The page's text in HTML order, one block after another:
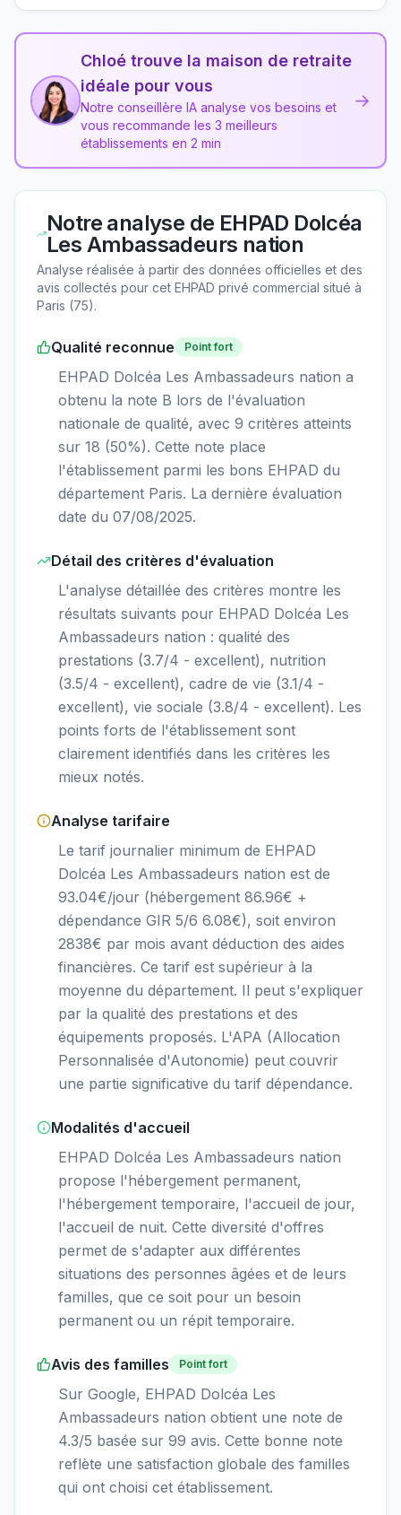
Chloé trouve la maison de retraite
idéale pour vous
Notre conseillère IA analyse vos besoins et
vous recommande les 3 meilleurs
établissements en 2 min
→
Notre analyse de EHPAD Dolcéa
Les Ambassadeurs nation
Analyse réalisée à partir des données officielles et des
avis collectés pour cet EHPAD privé commercial situé à
Paris (75).
Qualité reconnue Point fort
EHPAD Dolcéa Les Ambassadeurs nation a
obtenu la note B lors de l'évaluation
nationale de qualité, avec 9 critères atteints
sur 18 (50%). Cette note place
l'établissement parmi les bons EHPAD du
département Paris. La dernière évaluation
date du 07/08/2025.
Détail des critères d'évaluation
L'analyse détaillée des critères montre les
résultats suivants pour EHPAD Dolcéa Les
Ambassadeurs nation : qualité des
prestations (3.7/4 - excellent), nutrition
(3.5/4 - excellent), cadre de vie (3.1/4 -
excellent), vie sociale (3.8/4 - excellent). Les
points forts de l'établissement sont
clairement identifiés dans les critères les
mieux notés.
Analyse tarifaire
Le tarif journalier minimum de EHPAD
Dolcéa Les Ambassadeurs nation est de
93.04€/jour (hébergement 86.96€ +
dépendance GIR 5/6 6.08€), soit environ
2838€ par mois avant déduction des aides
financières. Ce tarif est supérieur à la
moyenne du département. Il peut s'expliquer
par la qualité des prestations et des
équipements proposés. L'APA (Allocation
Personnalisée d'Autonomie) peut couvrir
une partie significative du tarif dépendance.
Modalités d'accueil
EHPAD Dolcéa Les Ambassadeurs nation
propose l'hébergement permanent,
l'hébergement temporaire, l'accueil de jour,
l'accueil de nuit. Cette diversité d'offres
permet de s'adapter aux différentes
situations des personnes âgées et de leurs
familles, que ce soit pour un besoin
permanent ou un répit temporaire.
Avis des familles Point fort
Sur Google, EHPAD Dolcéa Les
Ambassadeurs nation obtient une note de
4.3/5 basée sur 99 avis. Cette bonne note
reflète une satisfaction globale des familles
qui ont choisi cet établissement.